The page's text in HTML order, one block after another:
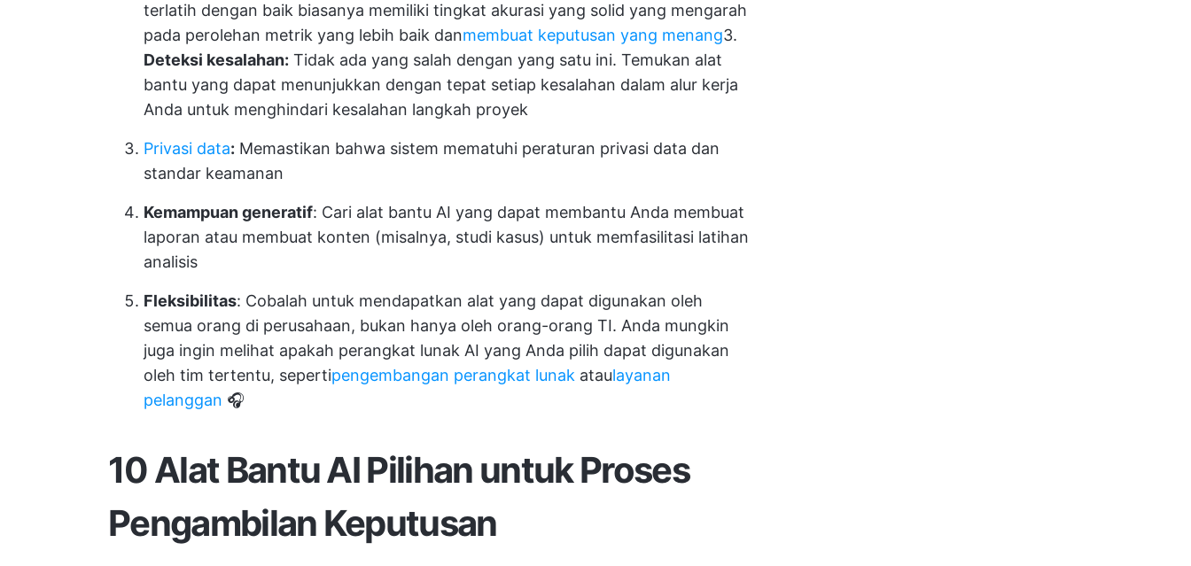
terlatih dengan baik biasanya memiliki tingkat akurasi yang solid yang mengarah
pada perolehan metrik yang lebih baik danmembuat keputusan yang menang3.
Deteksi kesalahan: Tidak ada yang salah dengan yang satu ini. Temukan alat
bantu yang dapat menunjukkan dengan tepat setiap kesalahan dalam alur kerja
Anda untuk menghindari kesalahan langkah proyek
Privasi data: Memastikan bahwa sistem mematuhi peraturan privasi data dan
standar keamanan
Kemampuan generatif: Cari alat bantu AI yang dapat membantu Anda membuat
laporan atau membuat konten (misalnya, studi kasus) untuk memfasilitasi latihan
analisis
Fleksibilitas: Cobalah untuk mendapatkan alat yang dapat digunakan oleh
semua orang di perusahaan, bukan hanya oleh orang-orang TI. Anda mungkin
juga ingin melihat apakah perangkat lunak AI yang Anda pilih dapat digunakan
oleh tim tertentu, sepertipengembangan perangkat lunak ataulayanan
pelanggan 🎧
10 Alat Bantu AI Pilihan untuk Proses
Pengambilan Keputusan